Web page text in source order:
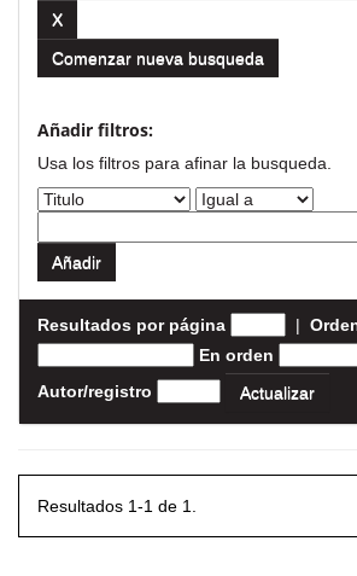
Comenzar nueva busqueda
Añadir filtros:
Usa los filtros para afinar la busqueda.
Resultados por página |
En orden
Autor/registro
Resultados 1-1 de 1.